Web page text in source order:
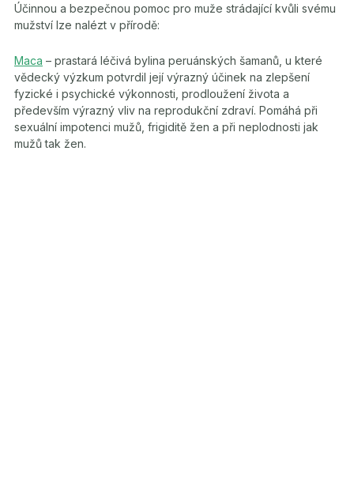
Účinnou a bezpečnou pomoc pro muže strádající kvůli svému
mužství lze nalézt v přírodě:
Maca – prastará léčivá bylina peruánských šamanů, u které
vědecký výzkum potvrdil její výrazný účinek na zlepšení
fyzické i psychické výkonnosti, prodloužení života a
především výrazný vliv na reprodukční zdraví. Pomáhá při
sexuální impotenci mužů, frigiditě žen a při neplodnosti jak
mužů tak žen.